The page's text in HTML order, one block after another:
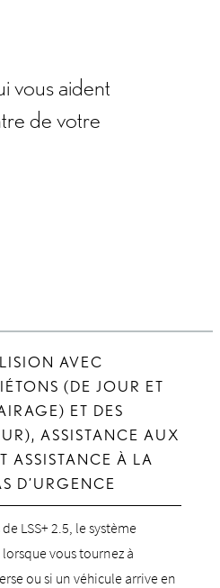
vous aident
de votre
AVEC
(DE JOUR ET
ET DES
ASSISTANCE AUX
ASSISTANCE À LA
D’URGENCE
LSS+ 2.5, le système
vous tournez à
ou si un véhicule arrive en